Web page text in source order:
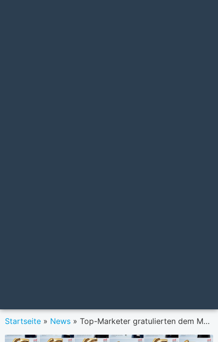
Startseite » News » Top-Marketer gratulierten dem Marketing Club Österreich ein Jahr lang via Print, Out of Home und Online zum 65er